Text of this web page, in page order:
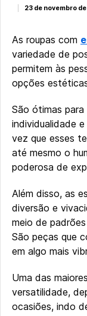
23 de novembro
As roupas com
variedade de
permitem às
opções
São ótimas para
individualidade
vez que esses
até mesmo o
poderosa de
Além disso, as
diversão e
meio de
São peças que
em algo mais
Uma das
versatilidade,
ocasiões, indo